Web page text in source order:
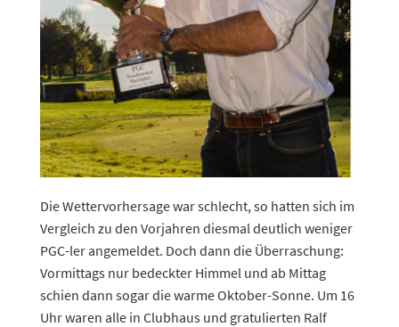
Die Wettervorhersage war schlecht, so hatten sich im
Vergleich zu den Vorjahren diesmal deutlich weniger
PGC-ler angemeldet. Doch dann die Überraschung:
Vormittags nur bedeckter Himmel und ab Mittag
schien dann sogar die warme Oktober-Sonne. Um 16
Uhr waren alle in Clubhaus und gratulierten Ralf